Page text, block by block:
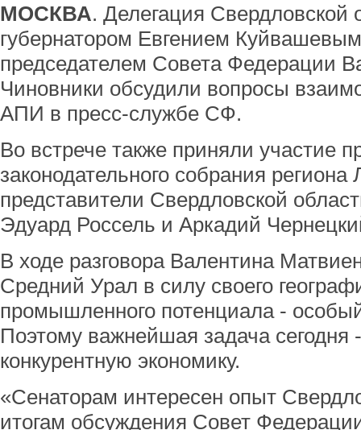
МОСКВА. Делегация Свердловской
губернатором Евгением
председателем Совета Федерации
Чиновники обсудили вопросы
АПИ в пресс-службе СФ.
Во встрече также приняли участие
законодательного собрания
представители Свердловской
Эдуард Россель и Аркадий
В ходе разговора Валентина
Средний Урал в силу своего
промышленного потенциала -
Поэтому важнейшая задача сегодня
конкурентную экономику.
«Сенаторам интересен опыт
итогам обсуждения Совет